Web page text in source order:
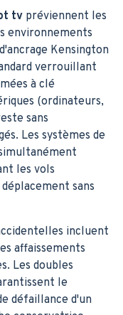
tv préviennent les
environnements
Kensington
verrouillant
à clé
(ordinateurs,
sans
Les systèmes de
les vols
sans
incluent
affaissements
Les doubles
le
défaillance d'un